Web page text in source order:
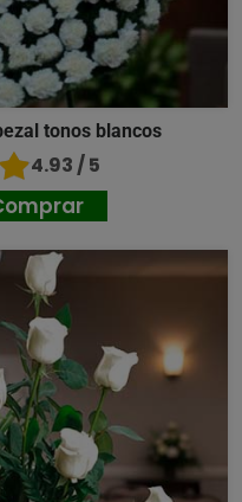
tonos blancos
4.93 / 5